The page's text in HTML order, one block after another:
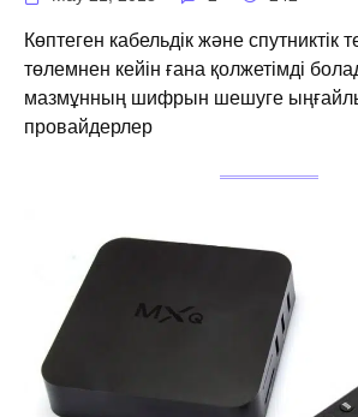
Көптеген кабельдік және спутниктік
төлемнен кейін ғана қолжетімді
мазмұнның шифрын шешуге
провайдерлер